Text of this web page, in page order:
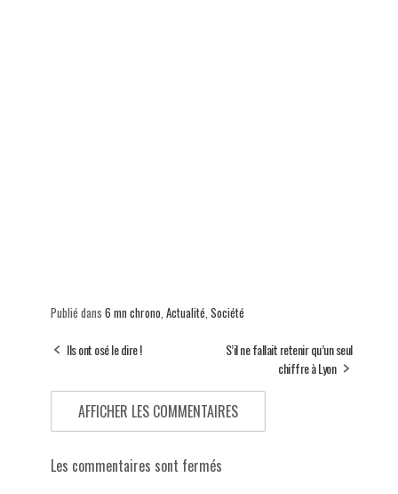
Publié dans 6 mn chrono, Actualité, Société
Ils ont osé le dire !
S’il ne fallait retenir qu’un seul
chiffre à Lyon
AFFICHER LES COMMENTAIRES
Les commentaires sont fermés